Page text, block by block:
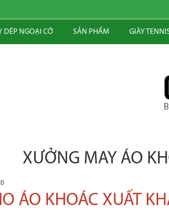
DÉP NGOẠI CỠ SẢN PHẨM GIÀY
XƯỞNG MAY ÁO
ÁO KHOÁC XUẤT